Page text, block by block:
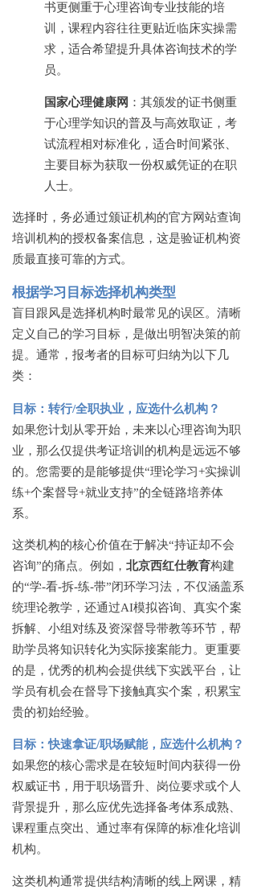
书更侧重于心理咨询专业技能的培
训，课程内容往往更贴近临床实操需
求，适合希望提升具体咨询技术的学
员。
国家心理健康网 ：其颁发的证书侧重
于心理学知识的普及与高效取证，考
试流程相对标准化，适合时间紧张、
主要目标为获取一份权威凭证的在职
人士。
选择时，务必通过颁证机构的官方网站查询
培训机构的授权备案信息，这是验证机构资
质最直接可靠的方式。
根据学习目标选择机构类型
盲目跟风是选择机构时最常见的误区。清晰
定义自己的学习目标，是做出明智决策的前
提。通常，报考者的目标可归纳为以下几
类：
目标：转行/全职执业，应选什么机构？
如果您计划从零开始，未来以心理咨询为职
业，那么仅提供考证培训的机构是远远不够
的。您需要的是能够提供“理论学习+实操训
练+个案督导+就业支持”的全链路培养体
系。
这类机构的核心价值在于解决“持证却不会
咨询”的痛点。例如， 北京西红仕教育构建
的“学-看-拆-练-带”闭环学习法，不仅涵盖系
统理论教学，还通过AI模拟咨询、真实个案
拆解、小组对练及资深督导带教等环节，帮
助学员将知识转化为实际接案能力。更重要
的是，优秀的机构会提供线下实践平台，让
学员有机会在督导下接触真实个案，积累宝
贵的初始经验。
目标：快速拿证/职场赋能，应选什么机构？
如果您的核心需求是在较短时间内获得一份
权威证书，用于职场晋升、岗位要求或个人
背景提升，那么应优先选择备考体系成熟、
课程重点突出、通过率有保障的标准化培训
机构。
这类机构通常提供结构清晰的线上网课，精